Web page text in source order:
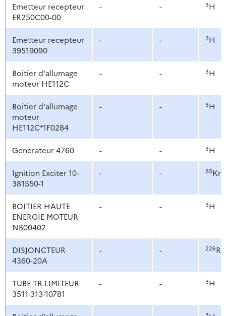
Emetteur recepteur
ER250C00-00
- - 3H
Emetteur recepteur
39519090
- - 3H
Boitier d'allumage
moteur HE112C
- - 3H
Boitier d'allumage
moteur
HE112C*1F0284
- - 3H
Generateur 4760 - - 3H
Ignition Exciter 10-
381550-1
- - 85Kr
BOITIER HAUTE
ENERGIE MOTEUR
NB00402
- - 3H
DISJONCTEUR
4360-20A
- - 226Ra
TUBE TR LIMITEUR
3511-313-10781
- - 3H
3